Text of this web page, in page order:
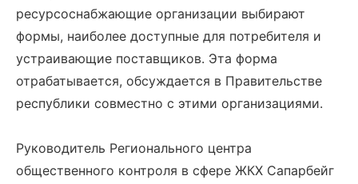
ресурсоснабжающие организации выбирают
формы, наиболее доступные для потребителя и
устраивающие поставщиков. Эта форма
отрабатывается, обсуждается в Правительстве
республики совместно с этими организациями.
Руководитель Регионального центра
общественного контроля в сфере ЖКХ Сапарбейг